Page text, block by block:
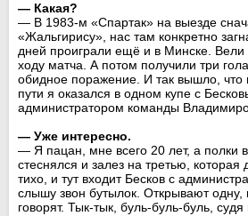
— Какая?
— В 1983-м «Спартак» на выезде
«Жальгирису», нас там конкретно
дней проиграли ещё и в Минске.
ходу матча. А потом получили три
обидное поражение. И так вышло, что
пути я оказался в одном купе с
администратором команды
— Уже интересно.
— Я пацан, мне всего 20 лет, а полки
стеснялся и залез на третью,
тихо, и тут входит Бесков с
слышу звон бутылок. Открывают
говорят. Тык-тык, буль-буль-буль, судя